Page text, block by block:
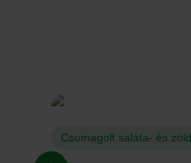
Csomagolt saláta- és